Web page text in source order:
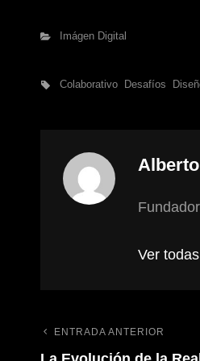
Categorías
Imágen Digital
Etiquetas,
Colaborativo Desafíos
Autor:
Ver
Entrada
ENTRADA ANTERIOR